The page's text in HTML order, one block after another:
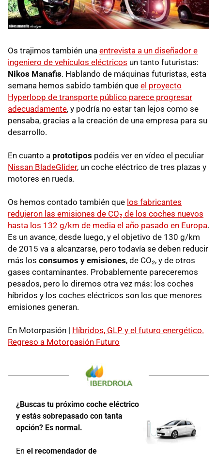
Os trajimos también una entrevista a un diseñador e
ingeniero de vehículos eléctricos un tanto futuristas:
Nikos Manafis. Hablando de máquinas futuristas, esta
semana hemos sabido también que el proyecto
Hyperloop de transporte público parece progresar
adecuadamente, y podría no estar tan lejos como se
pensaba, gracias a la creación de una empresa para su
desarrollo.
En cuanto a prototipos podéis ver en vídeo el peculiar
Nissan BladeGlider, un coche eléctrico de tres plazas y
motores en rueda.
Os hemos contado también que los fabricantes
redujeron las emisiones de CO₂ de los coches nuevos
hasta los 132 g/km de media el año pasado en Europa.
Es un avance, desde luego, y el objetivo de 130 g/km
de 2015 va a alcanzarse, pero todavía se deben reducir
más los consumos y emisiones, de CO₂, y de otros
gases contaminantes. Probablemente pareceremos
pesados, pero lo diremos otra vez más: los coches
híbridos y los coches eléctricos son los que menores
emisiones generan.
En Motorpasión | Híbridos, GLP y el futuro energético.
Regreso a Motorpasión Futuro
¿Buscas tu próximo coche eléctrico
y estás sobrepasado con tanta
opción? Es normal.
En el recomendador de